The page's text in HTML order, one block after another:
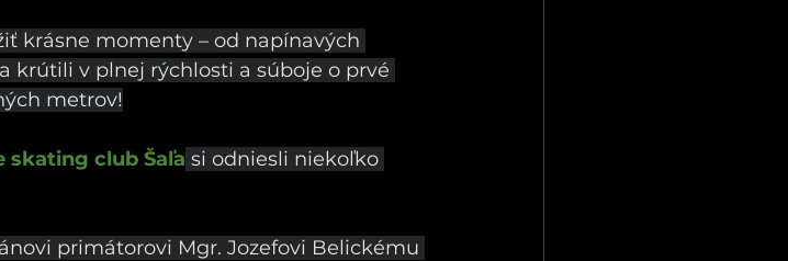
krásne momenty – od napínavých
krútili v plnej rýchlosti a súboje o prvé
metrov!
skating club Šaľa si odniesli niekoľko
primátorovi Mgr. Jozefovi Belickému